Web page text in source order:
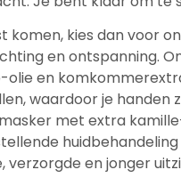
komen, kies dan voor
en ontspanning.
olie en
waardoor je handen
met extra
verzorgde en jonger